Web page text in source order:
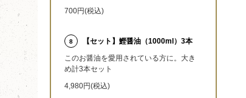
700円(税込)
8
【セット】鰹醤油（1000ml）3本
このお醤油を愛用されている方に。大き
め計3本セット
4,980円(税込)